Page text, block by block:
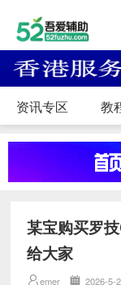
资讯专区 教
某宝购买罗
给大家
emer 2026-5-